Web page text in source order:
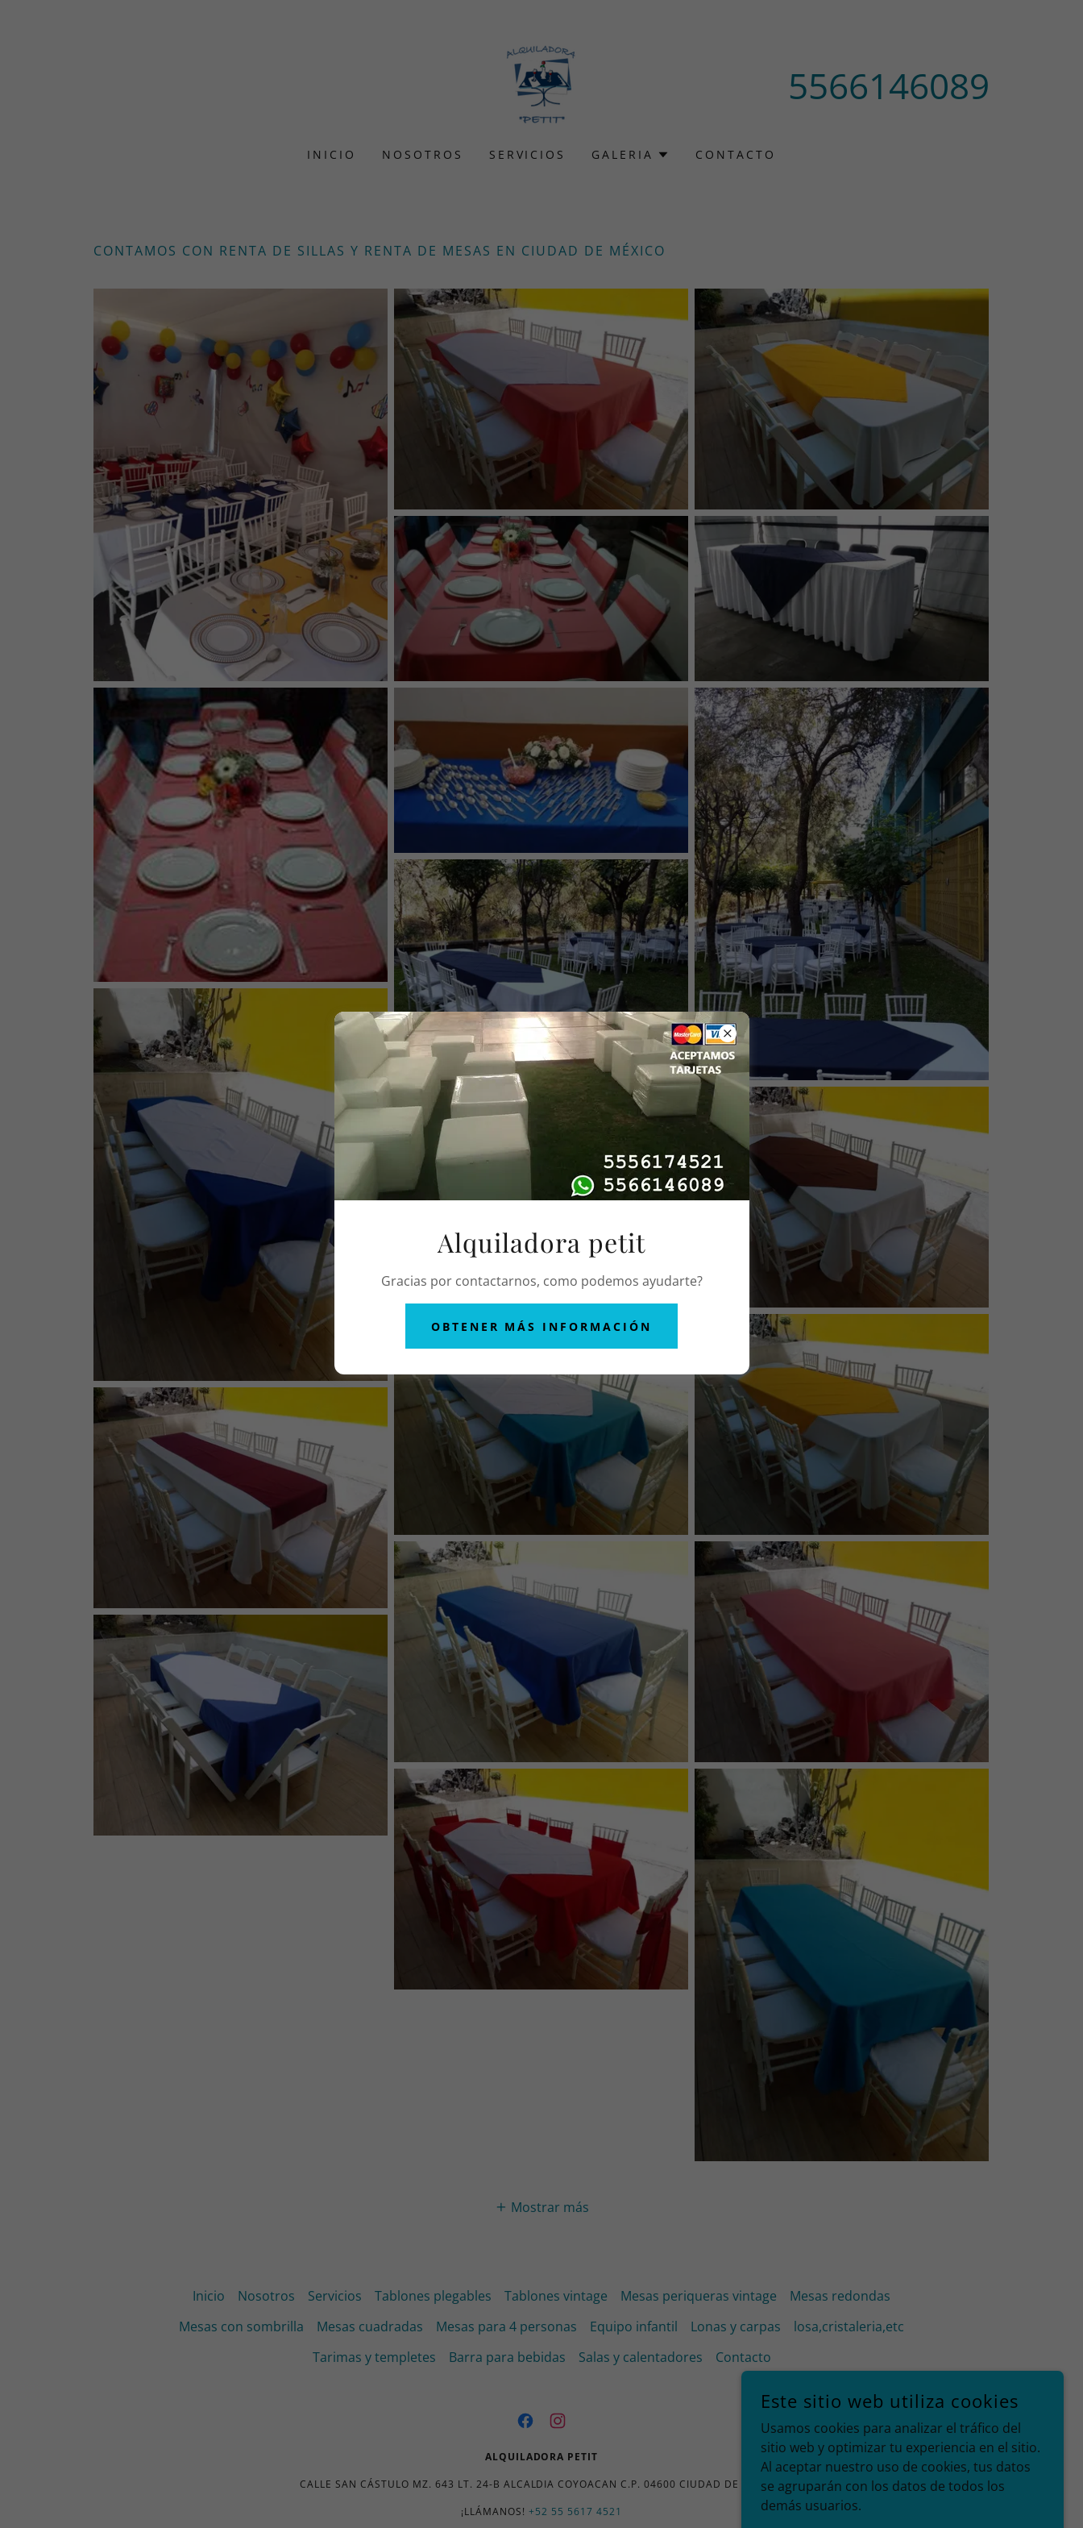
5566146089
INICIO NOSOTROS SERVICIOS GALERIA CONTACTO
CONTAMOS CON RENTA DE SILLAS Y RENTA DE MESAS EN CIUDAD DE MÉXICO
Mostrar más
Inicio Nosotros Servicios Tablones plegables Tablones vintage Mesas periqueras vintage
Mesas redondas
Mesas con sombrilla
Mesas cuadradas Mesas para 4 personas Equipo infantil Lonas y carpas
losa,cristaleria,etc
Tarimas y templetes
Barra para bebidas Salas y calentadores Contacto
ALQUILADORA PETIT
CALLE SAN CÁSTULO MZ. 643 LT. 24-B ALCALDIA COYOACAN C.P. 04600 CIUDAD DE MEXICO
¡LLÁMANOS!+52 55 5617 4521
Alquiladora petit
Gracias por contactarnos, como podemos ayudarte?
OBTENER MÁS INFORMACIÓN
Este sitio web utiliza cookies
Usamos cookies para analizar el tráfico del
sitio web y optimizar tu experiencia en el sitio.
Al aceptar nuestro uso de cookies, tus datos
se agruparán con los datos de todos los
demás usuarios.